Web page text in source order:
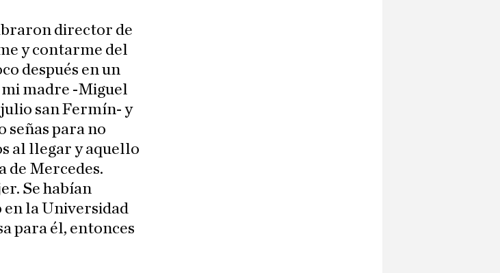
director de
y contarme del
después en un
mi madre -Miguel
san Fermín- y
señas para no
al llegar y aquello
de Mercedes.
Se habían
en la Universidad
para él, entonces